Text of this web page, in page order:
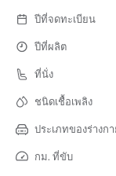
ปีที่จดทะเบียน
ปีที่ผลิต
ที่นั่ง
ชนิดเชื้อเพลิง
ประเภทของร่างก
กม. ที่ขับ